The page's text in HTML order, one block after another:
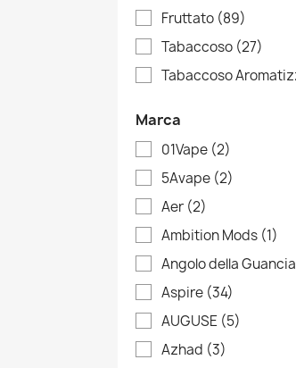
Fruttato (89)
Tabaccoso (27)
Marca
01Vape (2)
5Avape (2)
Aer (2)
Ambition Mods (1)
Angolo della Guancia
Aspire (34)
AUGUSE (5)
Azhad (3)